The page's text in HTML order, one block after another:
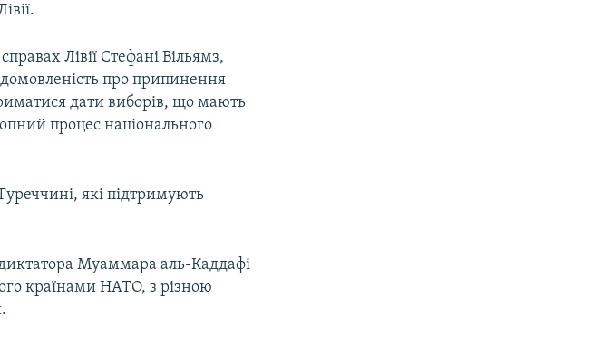
Лівії Стефані Вільямз,
про припинення
дати виборів, що мають
процес національного
які підтримують
Муаммара аль-Каддафі
країнами НАТО, з різною